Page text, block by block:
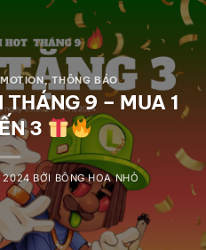
,THÔNG BÁO
THÁNG 9 – MUA 1
3
2024 BỞIBÔNG HOA NHỎ